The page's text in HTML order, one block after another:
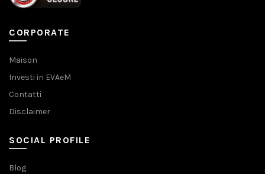
CORPORATE
Maison
Investi in EVAeM
Contatti
Disclaimer
SOCIAL PROFILE
Blog